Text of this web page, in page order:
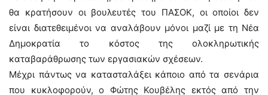
θα κρατήσουν οι βουλευτές του ΠΑΣΟΚ, οι οποίοι δεν
είναι διατεθειμένοι να αναλάβουν μόνοι μαζί με τη Νέα
Δημοκρατία το κόστος της ολοκληρωτικής
καταβαράθρωσης των εργασιακών σχέσεων.
Μέχρι πάντως να κατασταλάξει κάποιο από τα σενάρια
που κυκλοφορούν, ο Φώτης Κουβέλης εκτός από την